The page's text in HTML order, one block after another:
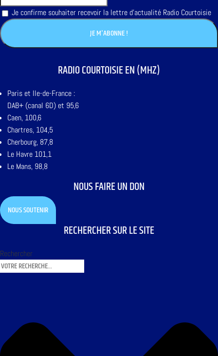
Je confirme souhaiter recevoir la lettre d'actualité Radio Courtoisie
RADIO COURTOISIE EN (MHZ)
Paris et Ile-de-France :
DAB+ (canal 6D) et 95,6
Caen, 100,6
Chartres, 104,5
Cherbourg, 87,8
Le Havre 101,1
Le Mans, 98,8
NOUS FAIRE UN DON
NOUS SOUTENIR
RECHERCHER SUR LE SITE
Rechercher